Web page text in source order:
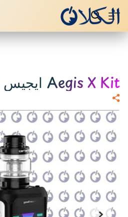
Aegis X Kit ايجيس اكس كيت